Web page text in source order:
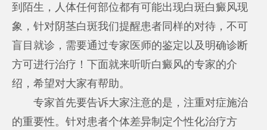
到陌生，人体任何部位都有可能出现白斑白癜风现
象，针对阴茎白斑我们提醒患者同样的对待，不可
盲目就诊，需要通过专家医师的鉴定以及明确诊断
方可进行治疗！下面就来听听白癜风的专家的介
绍，希望对大家有帮助。
专家首先要告诉大家注意的是，注重对症施治
的重要性。针对患者个体差异制定个性化治疗方